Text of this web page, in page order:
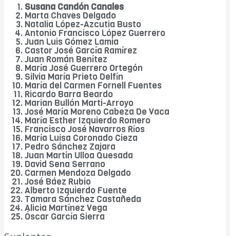
Susana Candón Canales
Marta Chaves Delgado
Natalia López-Azcutia Busto
Antonio Francisco López Guerrero
Juan Luis Gómez Lamia
Castor José García Ramírez
Juan Román Benítez
María José Guerrero Ortegón
Silvia María Prieto Delfín
María del Carmen Fornell Fuentes
Ricardo Barra Beardo
Marian Bullón Marti-Arroyo
José María Moreno Cabeza De Vaca
María Esther Izquierdo Romero
Francisco José Navarros Ríos
María Luisa Coronado Cieza
Pedro Sánchez Zajara
Juan Martín Ulloa Quesada
David Sena Serrano
Carmen Mendoza Delgado
José Báez Rubio
Alberto Izquierdo Fuente
Tamara Sánchez Castañeda
Alicia Martínez Vega
Óscar García Sierra